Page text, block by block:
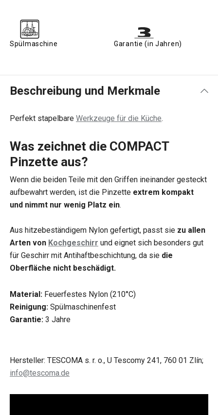
Spülmaschine Garantie (in Jahren)
Beschreibung und Merkmale
Perfekt stapelbare Werkzeuge für die Küche.
Was zeichnet die COMPACT
Pinzette aus?
Wenn die beiden Teile mit den Griffen ineinander gesteckt
aufbewahrt werden, ist die Pinzette extrem kompakt
und nimmt nur wenig Platz ein.
Aus hitzebeständigem Nylon gefertigt, passt sie zu allen
Arten von Kochgeschirr und eignet sich besonders gut
für Geschirr mit Antihaftbeschichtung, da sie die
Oberfläche nicht beschädigt.
Material: Feuerfestes Nylon (210°C)
Reinigung: Spülmaschinenfest
Garantie: 3 Jahre
Hersteller: TESCOMA s. r. o., U Tescomy 241, 760 01 Zlín;
info@tescoma.de